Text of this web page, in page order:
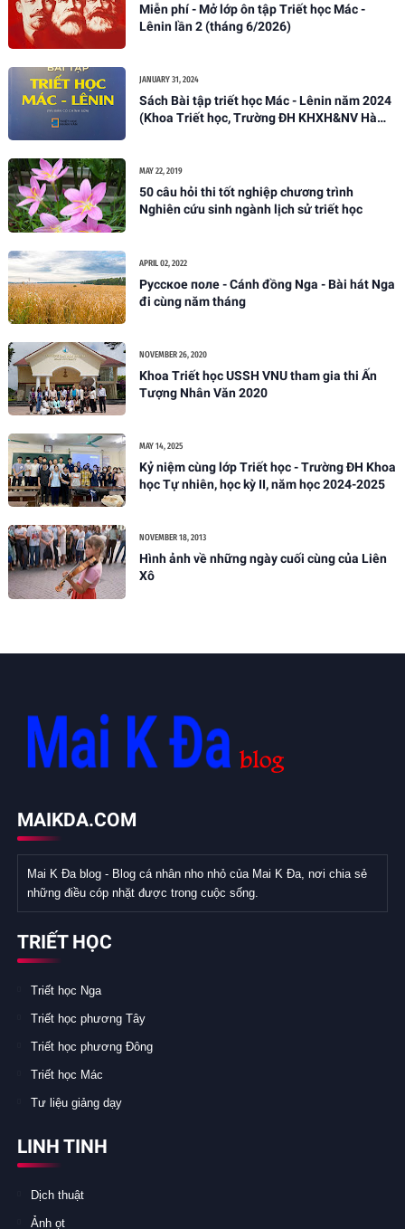
Miễn phí - Mở lớp ôn tập Triết học Mác -
Lênin lần 2 (tháng 6/2026)
JANUARY 31, 2024
Sách Bài tập triết học Mác - Lênin năm 2024
(Khoa Triết học, Trường ĐH KHXH&NV Hà
MAY 22, 2019
50 câu hỏi thi tốt nghiệp chương trình
Nghiên cứu sinh ngành lịch sử triết học
APRIL 02, 2022
Русское поле - Cánh đồng Nga - Bài hát Nga
đi cùng năm tháng
NOVEMBER 26, 2020
Khoa Triết học USSH VNU tham gia thi Ấn
Tượng Nhân Văn 2020
MAY 14, 2025
Kỷ niệm cùng lớp Triết học - Trường ĐH Khoa
học Tự nhiên, học kỳ II, năm học 2024-2025
NOVEMBER 18, 2013
Hình ảnh về những ngày cuối cùng của Liên
Xô
MAIKDA.COM
Mai K Đa blog - Blog cá nhân nho nhỏ của Mai K Đa, nơi chia sẻ
những điều cóp nhặt được trong cuộc sống.
TRIẾT HỌC
Triết học Nga
Triết học phương Tây
Triết học phương Đông
Triết học Mác
Tư liệu giảng dạy
LINH TINH
Dịch thuật
Ảnh ọt